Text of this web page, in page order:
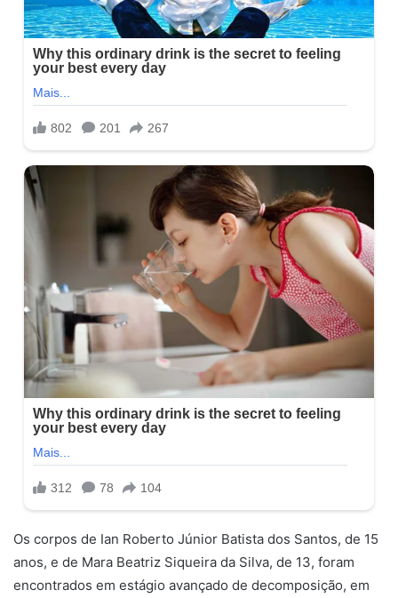
Os corpos de Ian Roberto Júnior Batista dos Santos, de 15
anos, e de Mara Beatriz Siqueira da Silva, de 13, foram
encontrados em estágio avançado de decomposição, em